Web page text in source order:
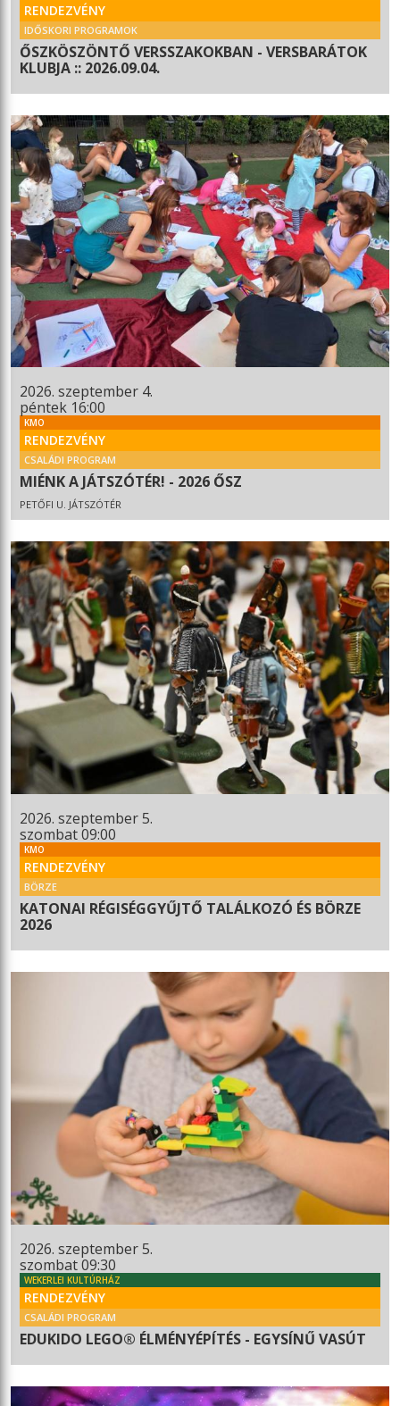
RENDEZVÉNY
IDŐSKORI PROGRAMOK
ŐSZKÖSZÖNTŐ VERSSZAKOKBAN - VERSBARÁTOK
KLUBJA :: 2026.09.04.
2026. szeptember 4.
péntek 16:00
KMO
RENDEZVÉNY
CSALÁDI PROGRAM
MIÉNK A JÁTSZÓTÉR! - 2026 ŐSZ
PETŐFI U. JÁTSZÓTÉR
2026. szeptember 5.
szombat 09:00
KMO
RENDEZVÉNY
BÖRZE
KATONAI RÉGISÉGGYŰJTŐ TALÁLKOZÓ ÉS BÖRZE
2026
2026. szeptember 5.
szombat 09:30
WEKERLEI KULTÚRHÁZ
RENDEZVÉNY
CSALÁDI PROGRAM
EDUKIDO LEGO® ÉLMÉNYÉPÍTÉS - EGYSÍNŰ VASÚT